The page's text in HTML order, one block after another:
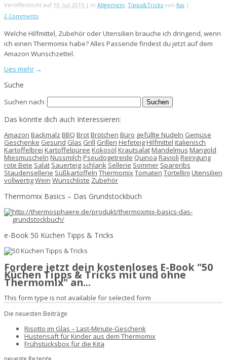
Veröffentlicht auf 16. Juli 2015 | in Allgemein, Tipps&Tricks von Kai |
2 Comments
Welche Hilfmittel, Zubehör oder Utensilien brauche ich dringend, wenn
ich einen Thermomix habe? Alles Passende findest du jetzt auf dem
Amazon Wunschzettel.
Lies mehr →
Suche
Suchen nach:
Das könnte dich auch Interessieren:
Amazon Backmalz BBQ BrotBrötchen Büro gefüllte Nudeln Gemüse
Geschenke Gesund Glas Grill Grillen HefeteigHilfmittel italienisch
Kartoffelbrei Kartoffelpüree Kokosöl KrautsalatMandelmus Mangold
Miesmuscheln Nussmilch Pseudogetreide Quinoa Ravioli Reinigung
rote Bete Salat Sauerteig schlank Sellerie Sommer Spareribs
Staudensellerie Süßkartoffeln ThermomixTomaten Tortellini Utensilien
vollwertigWein Wunschliste Zubehör
Thermomix Basics – Das Grundstockbuch
e-Book 50 Küchen Tipps & Tricks
Fordere jetzt dein kostenloses E-Book "50
Küchen Tipps & Tricks mit und ohne
Thermomix" an...
This form type is not available for selected form
Die neuesten Beiträge
Risotto im Glas – Last-Minute-Geschenk
Hustensaft für Kinder aus dem Thermomix
Frühstücksbox für die Kita